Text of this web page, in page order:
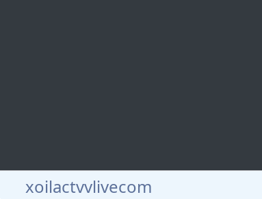
xoilactvvlivecom